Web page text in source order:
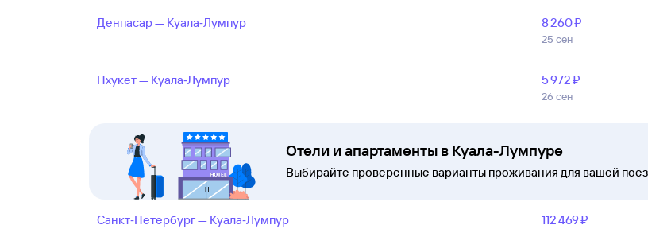
Денпасар — Куала‑Лумпур 8 ⁠260 ⁠₽
25 сен
Пхукет — Куала‑Лумпур 5 ⁠972 ⁠₽
26 сен
Отели и апартаменты в Куала-Лумпуре
Выбирайте проверенные варианты проживания для вашей
Санкт‑Петербург — Куала‑Лумпур 112 ⁠469 ⁠₽